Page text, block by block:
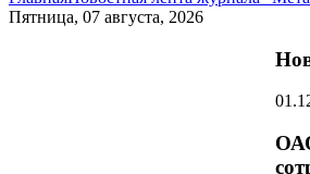
Пятница, 07 августа, 2026